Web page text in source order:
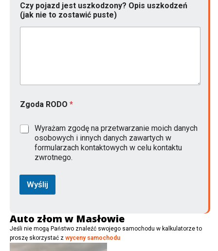
Czy pojazd jest uszkodzony? Opis uszkodzeń
(jak nie to zostawić puste)
Zgoda RODO *
Wyrażam zgodę na przetwarzanie moich danych
osobowych i innych danych zawartych w
formularzach kontaktowych w celu kontaktu
zwrotnego.
Wyślij
Auto złom w Masłowie
Jeśli nie mogą Państwo znaleźć swojego samochodu w kalkulatorze to
proszę skorzystać z wyceny samochodu